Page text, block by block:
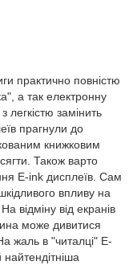
практично повністю
а так електронну
легкістю замінить
прагнули до
книжковим
Також варто
E-ink дисплеїв. Сам
впливу на
відміну від екранів
може дивитися
жаль в "читалці" E-